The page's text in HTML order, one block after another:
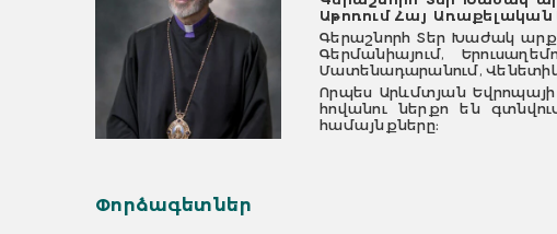
Աթոռում Հայ Առաքելական
Գերաշնորհ Տեր Խաժակ
Գերմանիայում,
Մատենադարանում,
Որպես Արևմտյան
հովանու ներքո են
համայնքները։
Փորձագետներ